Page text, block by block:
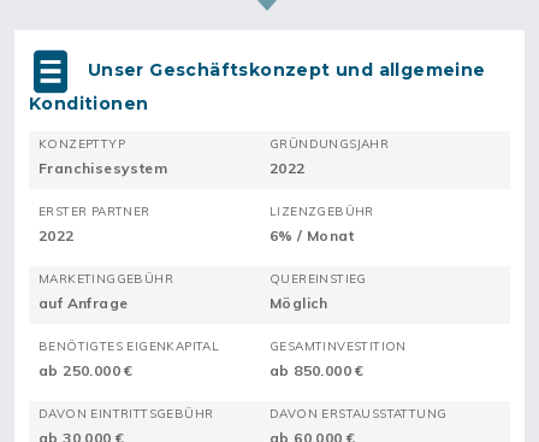
Unser Geschäftskonzept und allgemeine
Konditionen
KONZEPTTYP
Franchisesystem
GRÜNDUNGSJAHR
2022
ERSTER PARTNER
2022
LIZENZGEBÜHR
6% / Monat
MARKETINGGEBÜHR
auf Anfrage
QUEREINSTIEG
Möglich
BENÖTIGTES EIGENKAPITAL
ab 250.000 €
GESAMTINVESTITION
ab 850.000 €
DAVON EINTRITTSGEBÜHR
ab 30.000 €
DAVON ERSTAUSSTATTUNG
ab 60.000 €